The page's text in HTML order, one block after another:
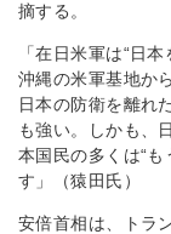
摘する。
「在日米軍は“日
沖縄の米軍基地か
日本の防衛を離れ
も強い。しかも、
本国民の多くは“
す」（猿田氏）
安倍首相は、トラ